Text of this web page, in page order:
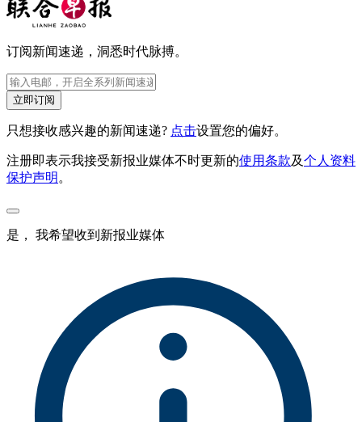
订阅新闻速递，洞悉时代脉搏。
立即订阅
只想接收感兴趣的新闻速递? 点击设置您的偏好。
注册即表示我接受新报业媒体不时更新的使用条款及个人资料
保护声明。
是， 我希望收到新报业媒体